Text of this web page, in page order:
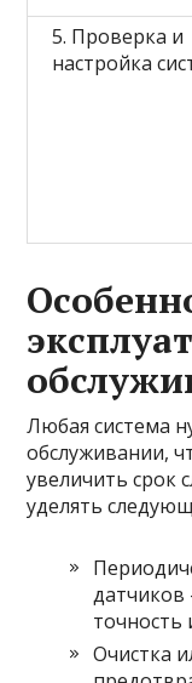
5. Проверка и
настройка
Любая система
обслуживании,
увеличить срок
уделять
датчиков
точность
Очистка